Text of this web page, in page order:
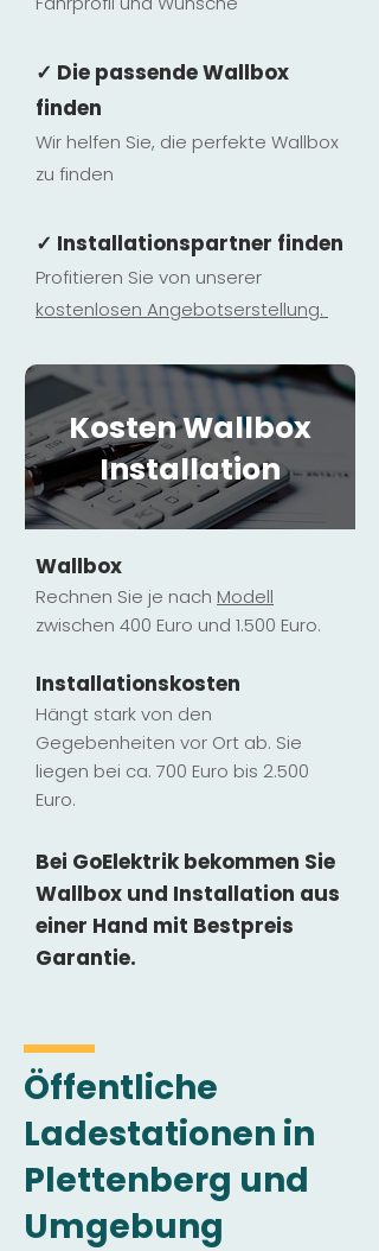
✓ Die passende Wallbox
finden
Wir helfen Sie, die perfekte Wallbox
zu finden
✓ Installationspartner finden
Profitieren Sie von unserer
kostenlosen Angebotserstellung.
Kosten Wallbox
Installation
Wallbox
Rechnen Sie je nach Modell
zwischen 400 Euro und 1.500 Euro.
Installationskosten
Hängt stark von den
Gegebenheiten vor Ort ab. Sie
liegen bei ca. 700 Euro bis 2.500
Euro.
Bei GoElektrik bekommen Sie
Wallbox und Installation aus
einer Hand mit Bestpreis
Garantie.
Öffentliche
Ladestationen in
Plettenberg und
Umgebung